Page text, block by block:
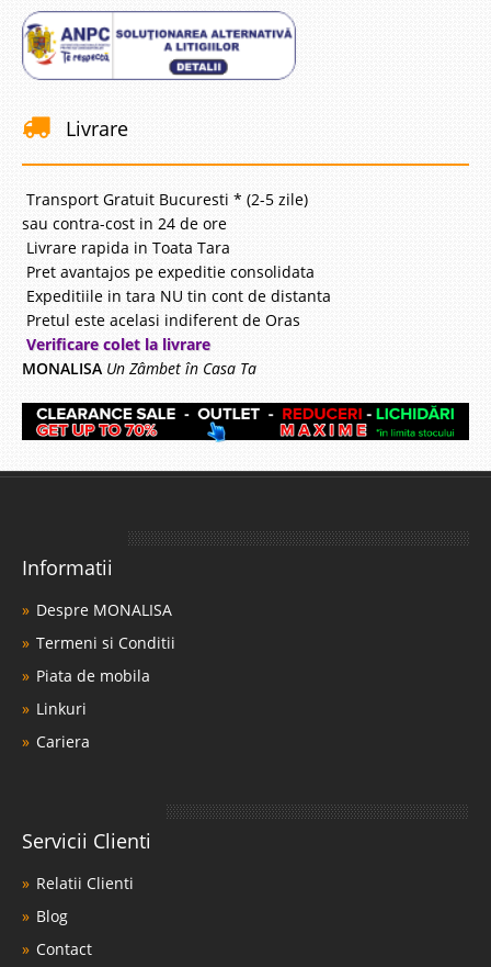
2.121 Lei
Pret Redus 1.465 Lei
Saltea Pocket Spring Super
Ortopedica Graphene Premium
Saltele cu arcuri impachetate independent Pocket Spring - Super
Graphene Premium este prima saltea de Lux de duritate medie cu arcuri
Compara
Stoc Epuizat - Indisponibil
Livrare
Transport Gratuit Bucuresti * (2-5 zile)
sau contra-cost in 24 de ore
Livrare rapida in Toata Tara
Pret avantajos pe expeditie consolidata
Expeditiile in tara NU tin cont de distanta
Pretul este acelasi indiferent de Oras
Verificare colet la livrare
MONALISA Un Zâmbet în Casa Ta
Informatii
Despre MONALISA
Termeni si Conditii
Piata de mobila
Linkuri
Cariera
Servicii Clienti
Relatii Clienti
Blog
Contact